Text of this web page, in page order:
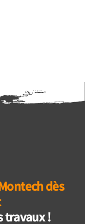
dès
travaux !